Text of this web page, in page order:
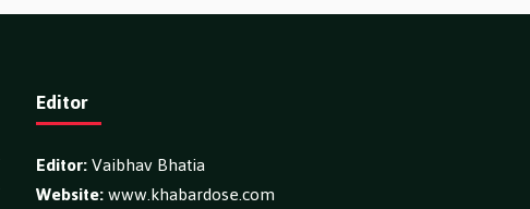
Editor
Editor:Vaibhav Bhatia
Website:www.khabardose.com